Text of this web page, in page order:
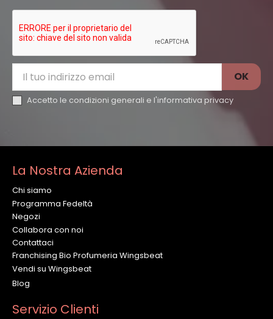
Accetto le condizioni generali e l'informativa privacy
La Nostra Azienda
Chi siamo
Programma Fedeltà
Negozi
Collabora con noi
Contattaci
Franchising Bio Profumeria Wingsbeat
Vendi su Wingsbeat
Blog
Servizio Clienti